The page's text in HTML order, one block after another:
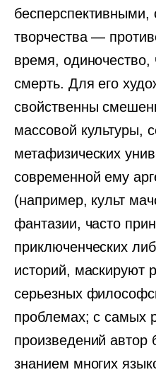
бесперспективными,
творчества —
время, одиночество,
смерть. Для его
свойственны
массовой культуры,
метафизических
современной ему
(например, культ
фантазии, часто
приключенческих
историй, маскируют
серьезных
проблемах; с самых
произведений автор
знанием многих